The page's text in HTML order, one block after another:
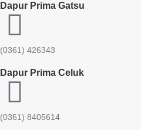
Dapur Prima Gatsu
(0361) 426343
Dapur Prima Celuk
(0361) 8405614